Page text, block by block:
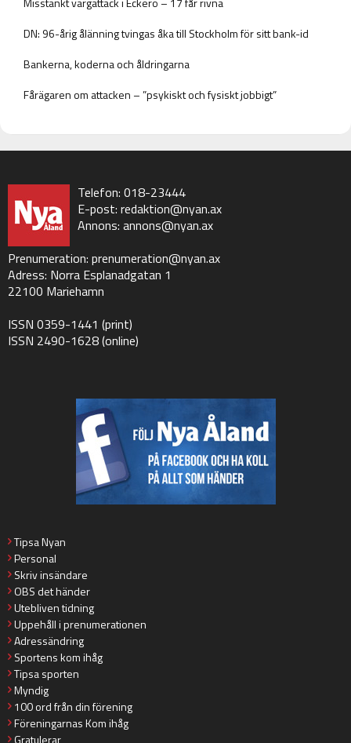
DN: 96-årig ålänning tvingas åka till Stockholm för sitt bank-id
Bankerna, koderna och åldringarna
Fårägaren om attacken – ”psykiskt och fysiskt jobbigt”
Telefon: 018-23444
E-post: redaktion@nyan.ax
Annons: annons@nyan.ax
Prenumeration: prenumeration@nyan.ax
Adress: Norra Esplanadgatan 1
22100 Mariehamn
ISSN 0359-1441 (print)
ISSN 2490-1628 (online)
Tipsa Nyan
Personal
Skriv insändare
OBS det händer
Utebliven tidning
Uppehåll i prenumerationen
Adressändring
Sportens kom ihåg
Tipsa sporten
Myndig
100 ord från din förening
Föreningarnas Kom ihåg
Gratulerar